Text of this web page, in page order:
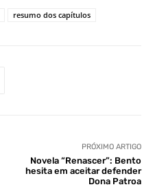
resumo dos capítulos
PRÓXIMO ARTIGO
Novela “Renascer”: Bento
hesita em aceitar defender
Dona Patroa